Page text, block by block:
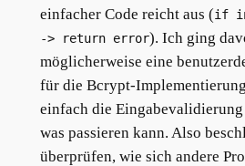
einfacher Code reicht aus (if
-> return error). Ich ging
möglicherweise eine
für die Bcrypt-
einfach die Eingabevalidierung
was passieren kann. Also
überprüfen, wie sich andere